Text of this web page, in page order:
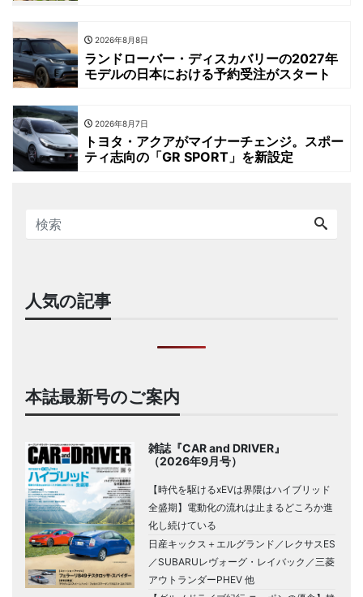
2026年8月8日
ランドローバー・ディスカバリーの2027年
モデルの日本における予約受注がスタート
2026年8月7日
トヨタ・アクアがマイナーチェンジ。スポー
ティ志向の「GR SPORT」を新設定
人気の記事
本誌最新号のご案内
雑誌『CAR and DRIVER』
（2026年9月号）
【時代を駆けるxEVは界隈はハイブリッド
全盛期】電動化の流れは止まるどころか進
化し続けている
日産キックス＋エルグランド／レクサスES
／SUBARUレヴォーグ・レイバック／三菱
アウトランダーPHEV 他